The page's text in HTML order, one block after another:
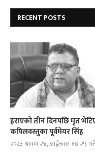
RECENT POSTS
हराएको तीन दिनपछि मृत
कपिलवस्तुका पूर्वमेयर सिंह
२०८३ श्रावण २४, आईतवार १४:२५